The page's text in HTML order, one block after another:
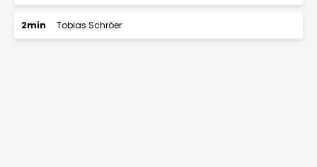
2min Tobias Schröer